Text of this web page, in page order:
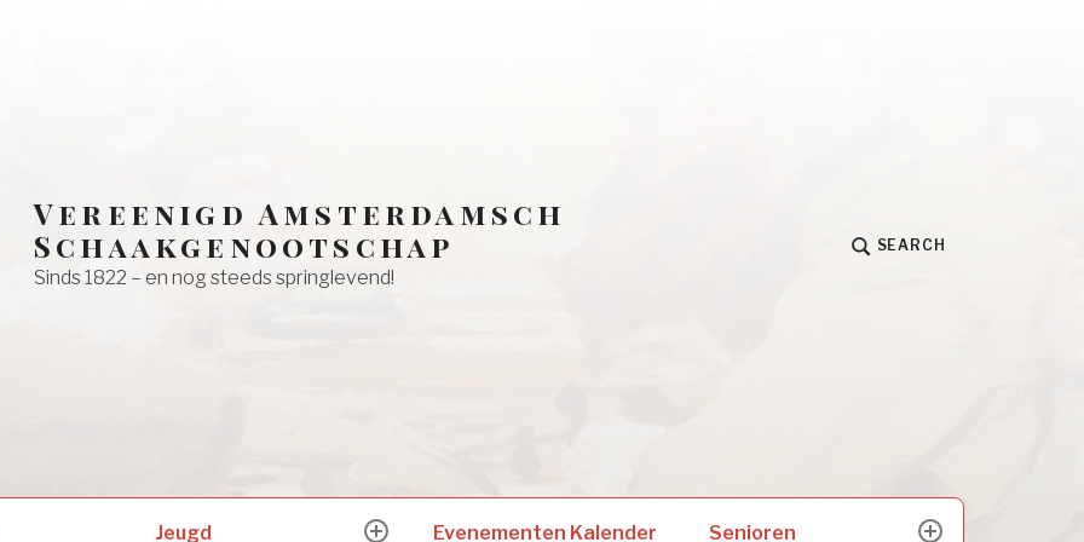
Vereenigd Amsterdamsch
Schaakgenootschap
Sinds 1822 – en nog steeds springlevend!
SEARCH
Jeugd Evenementen Kalender Senioren